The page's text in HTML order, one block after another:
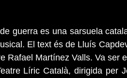
guerra es una sarsuela
El text és de Lluís
Rafael Martínez Valls. Va ser
Líric Català, dirigida per